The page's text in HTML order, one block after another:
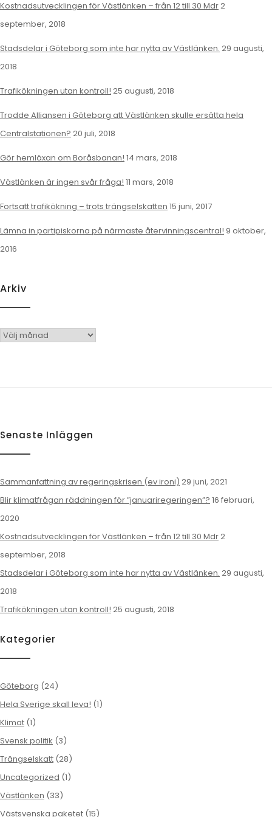
Kostnadsutvecklingen för Västlänken – från 12 till 30 Mdr2
september, 2018
Stadsdelar i Göteborg som inte har nytta av Västlänken. 29 augusti,
2018
Trafikökningen utan kontroll! 25 augusti, 2018
Trodde Alliansen i Göteborg att Västlänken skulle ersätta hela
Centralstationen? 20 juli, 2018
Gör hemläxan om Boråsbanan! 14 mars, 2018
Västlänken är ingen svår fråga! 11 mars, 2018
Fortsatt trafikökning – trots trängselskatten 15 juni, 2017
Lämna in partipiskorna på närmaste återvinningscentral! 9 oktober,
2016
Arkiv
Arkiv
Senaste Inläggen
Sammanfattning av regeringskrisen (ev ironi) 29 juni, 2021
Blir klimatfrågan räddningen för ”januariregeringen”? 16 februari,
2020
Kostnadsutvecklingen för Västlänken – från 12 till 30 Mdr2
september, 2018
Stadsdelar i Göteborg som inte har nytta av Västlänken. 29 augusti,
2018
Trafikökningen utan kontroll! 25 augusti, 2018
Kategorier
Göteborg (24)
Hela Sverige skall leva! (1)
Klimat (1)
Svensk politik (3)
Trängselskatt (28)
Uncategorized (1)
Västlänken (33)
Västsvenska paketet (15)